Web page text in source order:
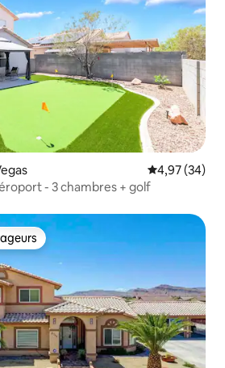
Évaluation
4,97 (34)
- 3 chambres + golf
les plus appréciés